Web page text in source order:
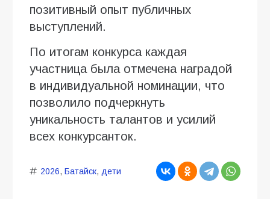
позитивный опыт публичных
выступлений.
По итогам конкурса каждая
участница была отмечена наградой
в индивидуальной номинации, что
позволило подчеркнуть
уникальность талантов и усилий
всех конкурсанток.
2026, Батайск, дети